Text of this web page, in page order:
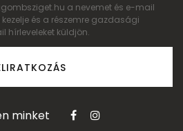
a nevemet és e-mail
és a részemre gazdasági
hírleveleket küldjön.
minket